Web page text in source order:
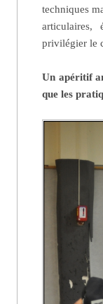
techniques
articulaires,
privilégier le
Un apéritif
que les